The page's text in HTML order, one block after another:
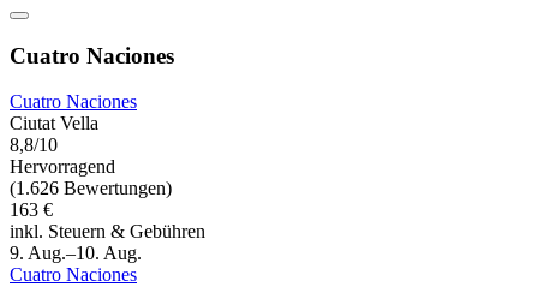
Cuatro Naciones
Cuatro Naciones
Ciutat Vella
8,8/10
Hervorragend
(1.626 Bewertungen)
163 €
inkl. Steuern & Gebühren
9. Aug.–10. Aug.
Cuatro Naciones